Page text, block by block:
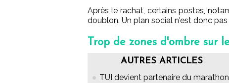
Après le rachat, certains postes,
doublon. Un plan social n'est donc
Trop de zones d'ombre sur
AUTRES ARTICLES
TUI devient partenaire du marathon